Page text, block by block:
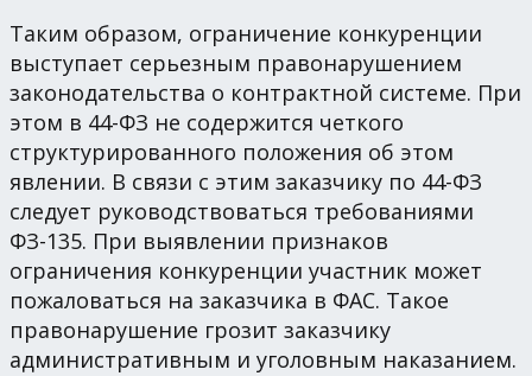
Таким образом, ограничение конкуренции
выступает серьезным правонарушением
законодательства о контрактной системе. При
этом в 44-ФЗ не содержится четкого
структурированного положения об этом
явлении. В связи с этим заказчику по 44-ФЗ
следует руководствоваться требованиями
ФЗ-135. При выявлении признаков
ограничения конкуренции участник может
пожаловаться на заказчика в ФАС. Такое
правонарушение грозит заказчику
административным и уголовным наказанием.